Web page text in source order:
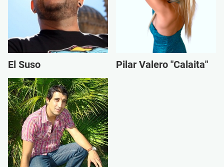
El Suso Pilar Valero "Calaita"